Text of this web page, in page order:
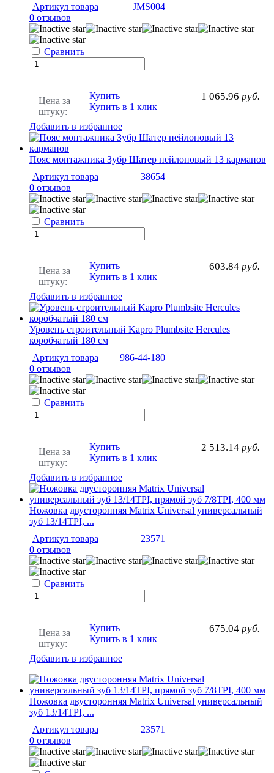
Артикул товара
JMS004
0 отзывов
Сравнить
Цена за
штуку:
1 065.96 руб.
Купить
Купить в 1 клик
Добавить в избранное
Пояс монтажника Зубр Шатер нейлоновый 13 карманов
Артикул товара
38654
0 отзывов
Сравнить
Цена за
штуку:
603.84 руб.
Купить
Купить в 1 клик
Добавить в избранное
Уровень строительный Kapro Plumbsite Hercules
коробчатый 180 см
Артикул товара
986-44-180
0 отзывов
Сравнить
Цена за
штуку:
2 513.14 руб.
Купить
Купить в 1 клик
Добавить в избранное
Ножовка двусторонняя Matrix Universal универсальный
зуб 13/14TPI, ...
Артикул товара
23571
0 отзывов
Сравнить
Цена за
штуку:
675.04 руб.
Купить
Купить в 1 клик
Добавить в избранное
Ножовка двусторонняя Matrix Universal универсальный
зуб 13/14TPI, ...
Артикул товара
23571
0 отзывов